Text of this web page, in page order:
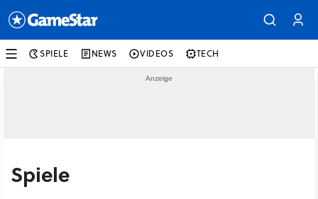
SPIELE NEWS VIDEOS TECH
Spiele